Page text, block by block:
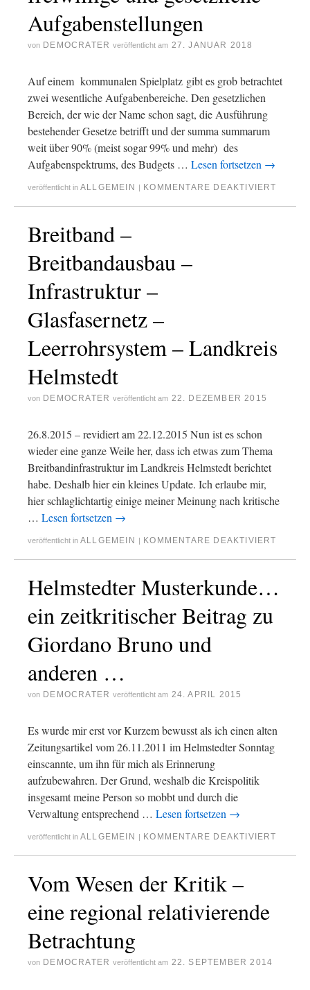
Aufgabenstellungen
von DEMOCRATER veröffentlicht am 27. JANUAR 2018
Auf einem kommunalen Spielplatz gibt es grob betrachtet
zwei wesentliche Aufgabenbereiche. Den gesetzlichen
Bereich, der wie der Name schon sagt, die Ausführung
bestehender Gesetze betrifft und der summa summarum
weit über 90% (meist sogar 99% und mehr) des
Aufgabenspektrums, des Budgets … Lesen fortsetzen →
veröffentlicht in ALLGEMEIN | KOMMENTARE DEAKTIVIERT
Breitband –
Breitbandausbau –
Infrastruktur –
Glasfasernetz –
Leerrohrsystem – Landkreis
Helmstedt
von DEMOCRATER veröffentlicht am 22. DEZEMBER 2015
26.8.2015 – revidiert am 22.12.2015 Nun ist es schon
wieder eine ganze Weile her, dass ich etwas zum Thema
Breitbandinfrastruktur im Landkreis Helmstedt berichtet
habe. Deshalb hier ein kleines Update. Ich erlaube mir,
hier schlaglichtartig einige meiner Meinung nach kritische
… Lesen fortsetzen →
veröffentlicht in ALLGEMEIN | KOMMENTARE DEAKTIVIERT
Helmstedter Musterkunde…
ein zeitkritischer Beitrag zu
Giordano Bruno und
anderen …
von DEMOCRATER veröffentlicht am 24. APRIL 2015
Es wurde mir erst vor Kurzem bewusst als ich einen alten
Zeitungsartikel vom 26.11.2011 im Helmstedter Sonntag
einscannte, um ihn für mich als Erinnerung
aufzubewahren. Der Grund, weshalb die Kreispolitik
insgesamt meine Person so mobbt und durch die
Verwaltung entsprechend … Lesen fortsetzen →
veröffentlicht in ALLGEMEIN | KOMMENTARE DEAKTIVIERT
Vom Wesen der Kritik –
eine regional relativierende
Betrachtung
von DEMOCRATER veröffentlicht am 22. SEPTEMBER 2014